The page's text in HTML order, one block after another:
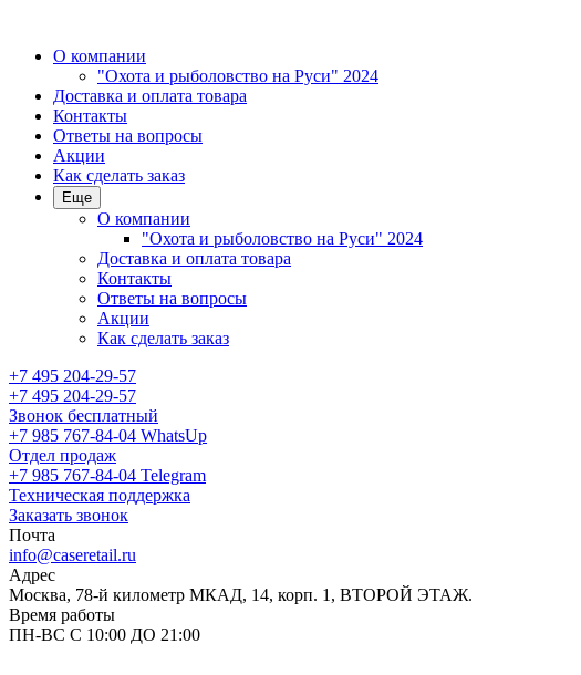
О компании
"Охота и рыболовство на Руси" 2024
Доставка и оплата товара
Контакты
Ответы на вопросы
Акции
Как сделать заказ
Еще
О компании
"Охота и рыболовство на Руси" 2024
Доставка и оплата товара
Контакты
Ответы на вопросы
Акции
Как сделать заказ
+7 495 204-29-57
+7 495 204-29-57
Звонок бесплатный
+7 985 767-84-04 WhatsUp
Отдел продаж
+7 985 767-84-04 Telegram
Техническая поддержка
Заказать звонок
Почта
info@caseretail.ru
Адрес
Москва, 78-й километр МКАД, 14, корп. 1, ВТОРОЙ ЭТАЖ.
Время работы
ПН-ВС С 10:00 ДО 21:00